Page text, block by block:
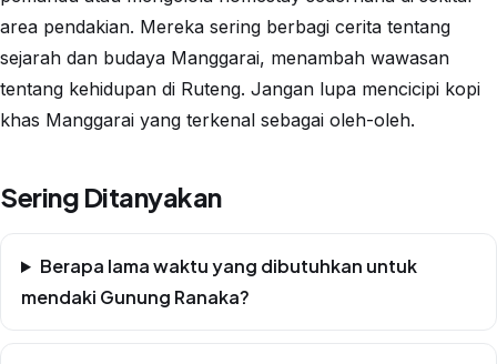
area pendakian. Mereka sering berbagi cerita tentang
sejarah dan budaya Manggarai, menambah wawasan
tentang kehidupan di Ruteng. Jangan lupa mencicipi kopi
khas Manggarai yang terkenal sebagai oleh-oleh.
Sering Ditanyakan
Berapa lama waktu yang dibutuhkan untuk
mendaki Gunung Ranaka?